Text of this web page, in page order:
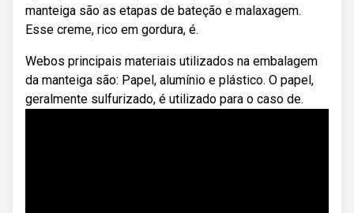
manteiga são as etapas de bateção e malaxagem.
Esse creme, rico em gordura, é.
Webos principais materiais utilizados na embalagem
da manteiga são: Papel, alumínio e plástico. O papel,
geralmente sulfurizado, é utilizado para o caso de.